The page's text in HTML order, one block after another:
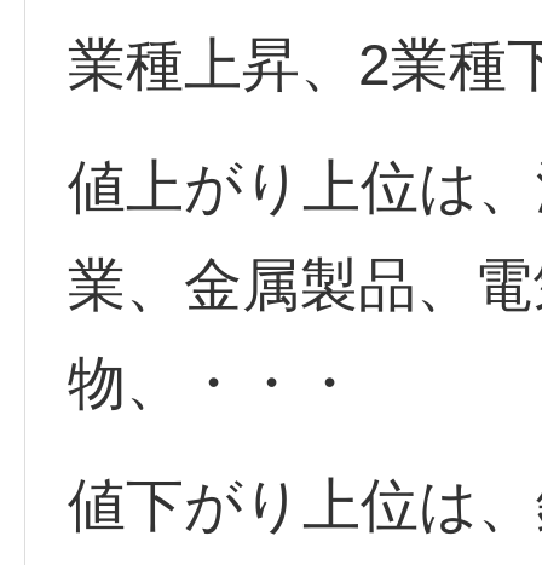
業種上昇、2業種
値上がり上位は
業、金属製品、
物、・・・
値下がり上位は